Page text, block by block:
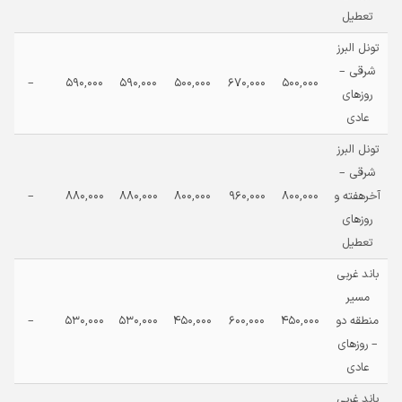
تعطیل
تونل البرز
شرقی –
روزهای
عادی
500,000
670,000
500,000
590,000
590,000
–
تونل البرز
شرقی –
آخرهفته و
روزهای
تعطیل
800,000
960,000
800,000
880,000
880,000
–
باند غربی
مسیر
منطقه دو
– روزهای
عادی
450,000
600,000
450,000
530,000
530,000
–